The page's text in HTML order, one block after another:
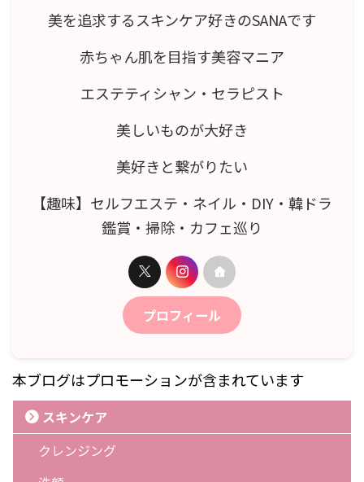
美を追求するスキンケア好きのSANAです
赤ちゃん肌を目指す美容マニア
エステティシャン・セラピスト
美しいものが大好き
美好きと繋がりたい
【趣味】セルフエステ・ネイル・DIY・韓ドラ
鑑賞・掃除・カフェ巡り
プロフィール
本ブログはプロモーションが含まれています
スキンケア
クレンジング